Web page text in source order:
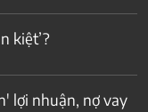
kiệt’?
lợi nhuận, nợ vay